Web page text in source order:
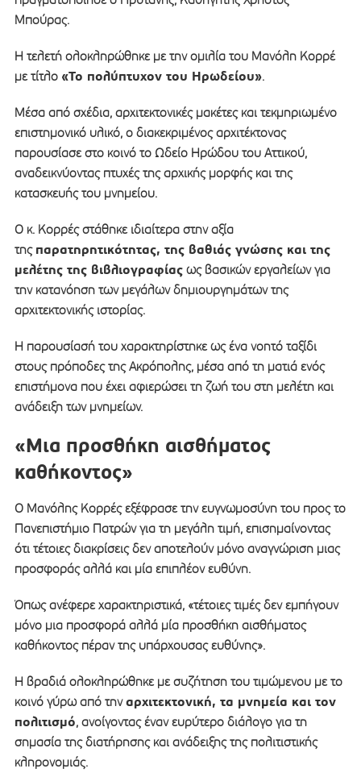
Μπούρας.
Η τελετή ολοκληρώθηκε με την ομιλία του Μανόλη Κορρέ
με τίτλο «Το πολύπτυχον του Ηρωδείου».
Μέσα από σχέδια, αρχιτεκτονικές μακέτες και τεκμηριωμένο
επιστημονικό υλικό, ο διακεκριμένος αρχιτέκτονας
παρουσίασε στο κοινό το Ωδείο Ηρώδου του Αττικού,
αναδεικνύοντας πτυχές της αρχικής μορφής και της
κατασκευής του μνημείου.
Ο κ. Κορρές στάθηκε ιδιαίτερα στην αξία
της παρατηρητικότητας, της βαθιάς γνώσης και της
μελέτης της βιβλιογραφίαςως βασικών εργαλείων για
την κατανόηση των μεγάλων δημιουργημάτων της
αρχιτεκτονικής ιστορίας.
Η παρουσίασή του χαρακτηρίστηκε ως ένα νοητό ταξίδι
στους πρόποδες της Ακρόπολης, μέσα από τη ματιά ενός
επιστήμονα που έχει αφιερώσει τη ζωή του στη μελέτη και
ανάδειξη των μνημείων.
«Μια προσθήκη αισθήματος
καθήκοντος»
Ο Μανόλης Κορρές εξέφρασε την ευγνωμοσύνη του προς το
Πανεπιστήμιο Πατρών για τη μεγάλη τιμή, επισημαίνοντας
ότι τέτοιες διακρίσεις δεν αποτελούν μόνο αναγνώριση μιας
προσφοράς αλλά και μία επιπλέον ευθύνη.
Όπως ανέφερε χαρακτηριστικά, «τέτοιες τιμές δεν εμπήγουν
μόνο μια προσφορά αλλά μία προσθήκη αισθήματος
καθήκοντος πέραν της υπάρχουσας ευθύνης».
Η βραδιά ολοκληρώθηκε με συζήτηση του τιμώμενου με το
κοινό γύρω από τηναρχιτεκτονική, τα μνημεία και τον
πολιτισμό, ανοίγοντας έναν ευρύτερο διάλογο για τη
σημασία της διατήρησης και ανάδειξης της πολιτιστικής
κληρονομιάς.